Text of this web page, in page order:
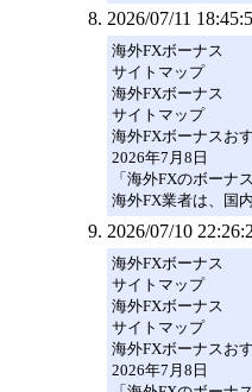
2026/07/11
海外FXボーナス
サイトマップ
海外FXボーナス
サイトマップ
海外FXボーナスお
2026年7月8日
「海外FXのボーナ
海外FX業者は、国
2026/07/10
海外FXボーナス
サイトマップ
海外FXボーナス
サイトマップ
海外FXボーナスお
2026年7月8日